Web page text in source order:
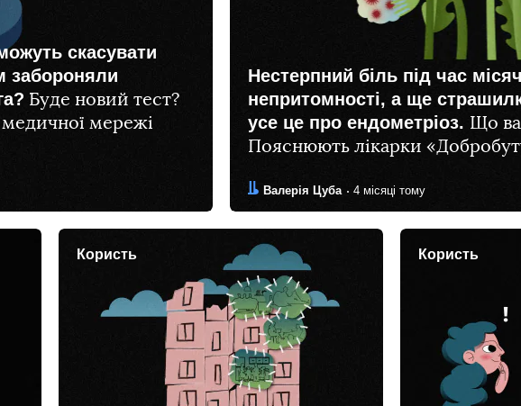
скасувати
забороняли
Буде новий тест?
медичної мережі
Нестерпний біль під час
непритомності, а ще
усе це про ендометріоз. Що
Пояснюють лікарки
Автор:
Валерія Цуба
Дата: 4 місяці тому
Користь Користь